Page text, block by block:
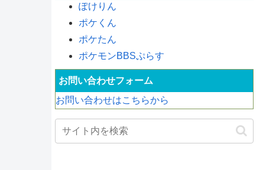
ぽけりん
ポケくん
ポケたん
ポケモンBBSぷらす
お問い合わせフォーム
お問い合わせはこちらから